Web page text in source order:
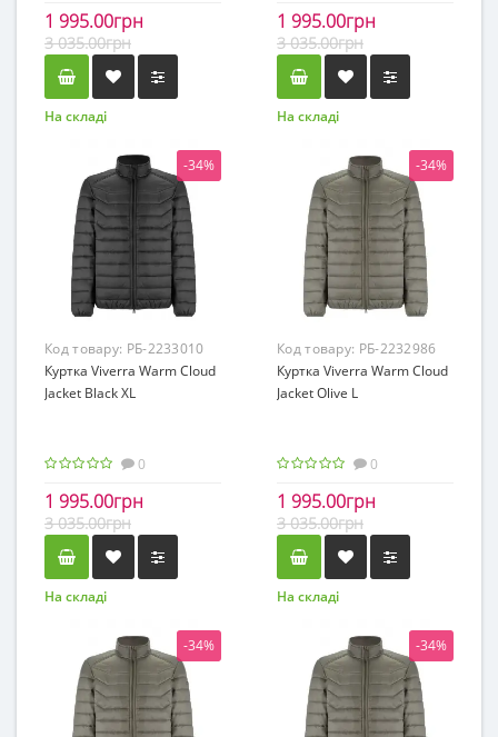
1 995.00грн
3 035.00грн
На складі
1 995.00грн
3 035.00грн
На складі
-34%
Код товару: РБ-2233010
Куртка Viverra Warm Cloud
Jacket Black XL
0
1 995.00грн
3 035.00грн
На складі
-34%
Код товару: РБ-2232986
Куртка Viverra Warm Cloud
Jacket Olive L
0
1 995.00грн
3 035.00грн
На складі
-34% -34%